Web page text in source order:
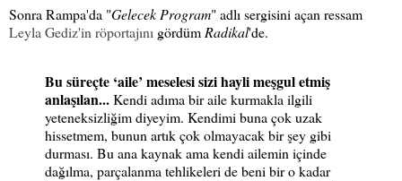
Sonra Rampa'da "Gelecek Program" adlı sergisini açan ressam
Leyla Gediz'in röportajını gördüm Radikal'de.
Bu süreçte ‘aile’ meselesi sizi hayli meşgul etmiş
anlaşılan...Kendi adıma bir aile kurmakla ilgili
yeteneksizliğim diyeyim. Kendimi buna çok uzak
hissetmem, bunun artık çok olmayacak bir şey gibi
durması. Bu ana kaynak ama kendi ailemin içinde
dağılma, parçalanma tehlikeleri de beni bir o kadar